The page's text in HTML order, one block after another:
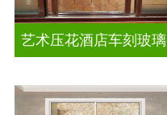
艺术压花酒店车刻玻璃